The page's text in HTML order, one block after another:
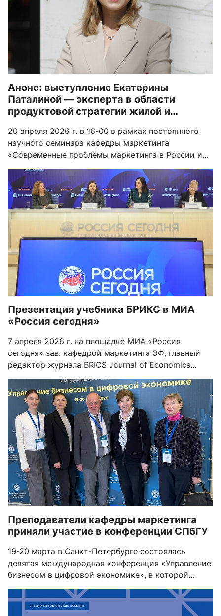
Анонс: выступление Екатерины
Паталиной — эксперта в области
продуктовой стратегии жилой и
20 апреля 2026 г. в 16-00 в рамках постоянного
научного семинара кафедры маркетинга
«Современные проблемы маркетинга в России и
других странах БРИКС» состоится выступление
Екатерины Паталиной — эксперта в области
продуктовой стратегии жилой и сервисной
недвижимости.
Презентация учебника БРИКС в МИА
«Россия сегодня»
7 апреля 2026 г. на площадке МИА «Россия
сегодня» зав. кафедрой маркетинга ЭФ, главный
редактор журнала BRICS Journal of Economics
М.Ю.Шерешева приняла участие в роли спикера в
презентации учебного пособия «Социально-
экономические особенности стран БРИКС»,
опубликованного Издательским домом НИУ ВШЭ
при поддержке Экспертного совета БРИКС-Россия.
Преподаватели кафедры маркетинга
приняли участие в конференции СПбГУ
19-20 марта в Санкт-Петербурге состоялась
девятая международная конференция «Управление
бизнесом в цифровой экономике», в которой
приняли участие преподаватели кафедры
маркетинга Экономического факультета МГУ
имени М.В.Ломоносова